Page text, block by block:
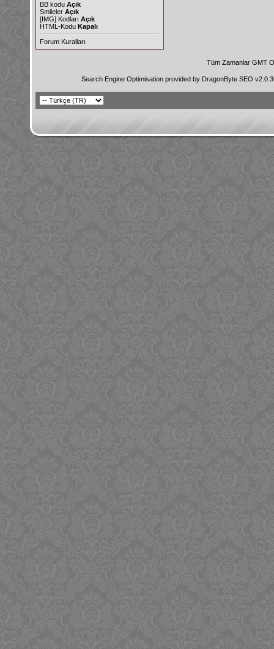
BB kodu Açık
Smileler Açık
[IMG] Kodları Açık
HTML-Kodu Kapalı
Forum Kuralları
Tüm Zamanlar GMT
Search Engine Optimisation provided by DragonByte SEO